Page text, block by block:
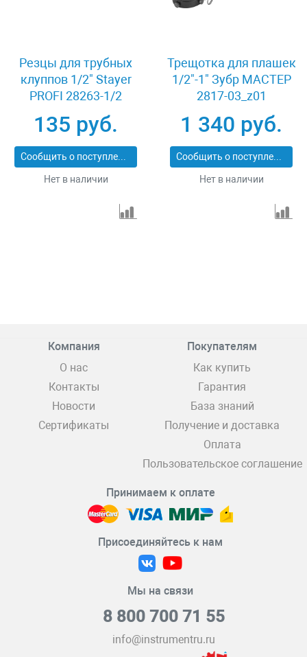
Резцы для трубных
клуппов 1/2" Stayer
PROFI 28263-1/2
135 руб.
Сообщить о поступлении
Нет в наличии
Трещотка для плашек
1/2"-1" Зубр МАСТЕР
2817-03_z01
1 340 руб.
Сообщить о поступлении
Нет в наличии
Компания
О нас
Контакты
Новости
Сертификаты
Покупателям
Как купить
Гарантия
База знаний
Получение и доставка
Оплата
Пользовательское соглашение
Принимаем к оплате
Присоединяйтесь к нам
Мы на связи
8 800 700 71 55
info@instrumentru.ru